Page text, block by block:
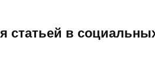
статьей в